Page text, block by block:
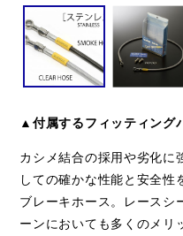
▲付属するフィッティング
カシメ結合の採用や劣化に
しての確かな性能と安全性
ブレーキホース。レースシ
ーンにおいても多くのメリ